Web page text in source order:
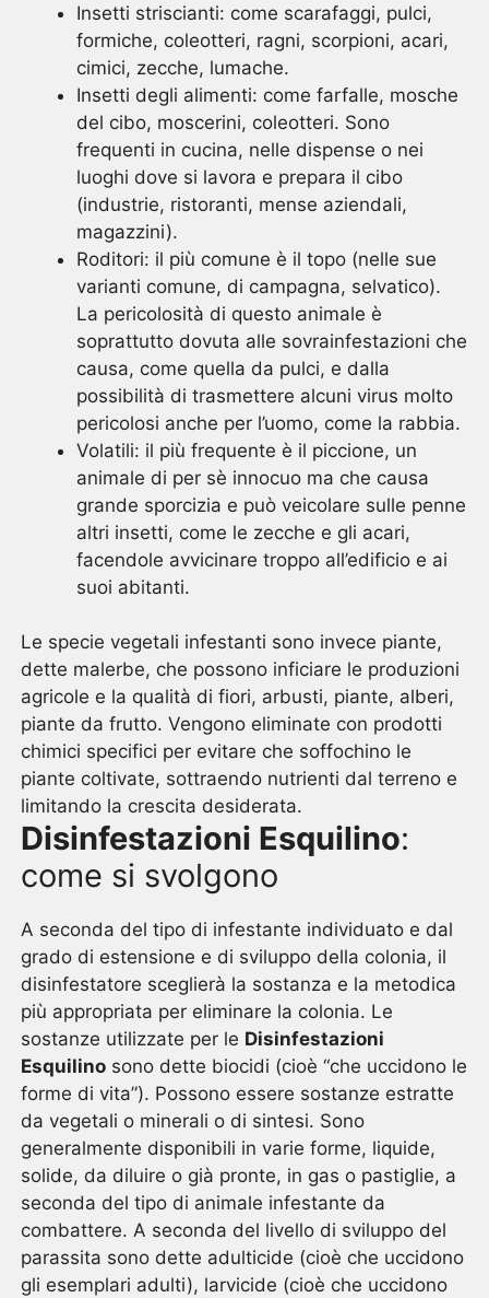
Insetti striscianti: come scarafaggi, pulci,
formiche, coleotteri, ragni, scorpioni, acari,
cimici, zecche, lumache.
Insetti degli alimenti: come farfalle, mosche
del cibo, moscerini, coleotteri. Sono
frequenti in cucina, nelle dispense o nei
luoghi dove si lavora e prepara il cibo
(industrie, ristoranti, mense aziendali,
magazzini).
Roditori: il più comune è il topo (nelle sue
varianti comune, di campagna, selvatico).
La pericolosità di questo animale è
soprattutto dovuta alle sovrainfestazioni che
causa, come quella da pulci, e dalla
possibilità di trasmettere alcuni virus molto
pericolosi anche per l’uomo, come la rabbia.
Volatili: il più frequente è il piccione, un
animale di per sè innocuo ma che causa
grande sporcizia e può veicolare sulle penne
altri insetti, come le zecche e gli acari,
facendole avvicinare troppo all’edificio e ai
suoi abitanti.
Le specie vegetali infestanti sono invece piante,
dette malerbe, che possono inficiare le produzioni
agricole e la qualità di fiori, arbusti, piante, alberi,
piante da frutto. Vengono eliminate con prodotti
chimici specifici per evitare che soffochino le
piante coltivate, sottraendo nutrienti dal terreno e
limitando la crescita desiderata.
Disinfestazioni Esquilino:
come si svolgono
A seconda del tipo di infestante individuato e dal
grado di estensione e di sviluppo della colonia, il
disinfestatore sceglierà la sostanza e la metodica
più appropriata per eliminare la colonia. Le
sostanze utilizzate per le Disinfestazioni
Esquilino sono dette biocidi (cioè “che uccidono le
forme di vita”). Possono essere sostanze estratte
da vegetali o minerali o di sintesi. Sono
generalmente disponibili in varie forme, liquide,
solide, da diluire o già pronte, in gas o pastiglie, a
seconda del tipo di animale infestante da
combattere. A seconda del livello di sviluppo del
parassita sono dette adulticide (cioè che uccidono
gli esemplari adulti), larvicide (cioè che uccidono